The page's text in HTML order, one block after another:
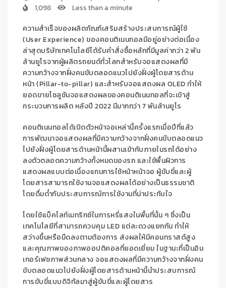
1,098
Less than a minute
ความสำเร็จของผลิตภัณฑ์เสริมสร้างประสบการณ์ผู้ใช้
(User Experience) ของคอนติเนนทอลมีอยู่อย่างต่อเนื่อง
ล่าสุดบริษัทเทคโนโลยีได้รับคำสั่งซื้อหลักที่มีมูลค่ากว่า 2 พัน
ล้านยูโรจากผู้ผลิตรถยนต์ทั่วโลกสำหรับจอแสดงผลที่มี
ความกว้างจากฝั่งคนขับตลอดแนวไปยังฝั่งผู้โดยสารด้าน
หน้า(Pillar-to-pillar) และสำหรับจอแสดงผล OLED ทำให้
ยอดขายโซลูชันจอแสดงผลของคอนติเนนทอลที่จะเข้าสู่
กระบวนการผลิต หลังปี 2022 มีมากกว่า 7 พันล้านยูโร
คอนติเนนทอลได้เปิดตัวหน้าจอเหล่านี้ครั้งแรกเมื่อปีที่แล้ว
การพัฒนาจอแสดงผลที่มีความกว้างจากฝั่งคนขับตลอดแนว
ไปยังฝั่งผู้โดยสารด้านหน้านี้ผสานเข้ากับภายในรถได้อย่าง
ลงตัวตลอดความกว้างทั้งหมดของรถ และใช้พื้นผิวการ
แสดงผลแบบต่อเนื่องแทนการใช้หน้าหน้าจอ ผู้ขับขี่และผู้
โดยสารสามารถใช้งานจอแสดงผลได้อย่างเป็นธรรมชาติ
โดยดื่มด่ำกับประสบการณ์การใช้งานที่น่าประทับใจ
โดยใช้แบ็คไลท์เมทริกซ์ในการหรี่แสงในพื้นที่นั้น ๆ ซึ่งเป็น
เทคโนโลยีที่สามารถควบคุมLED แต่ละดวงแยกกัน ทำให้
สว่างขึ้นหรือมืดลงตามต้องการ ส่งผลให้มีคอนทราสต์สูง
และคุณภาพของภาพออปติคอลที่ยอดเยี่ยม ในฐานะที่เป็นอิน
เทอร์เฟซภาพส่วนกลาง จอแสดงผลที่มีความกว้างจากฝั่งคน
ขับตลอดแนวไปยังฝั่งผู้โดยสารด้านหน้านี้นำประสบการณ์
การขับขี่แบบดิจิทัลมาสู่ผู้ขับขี่และผู้โดยสาร